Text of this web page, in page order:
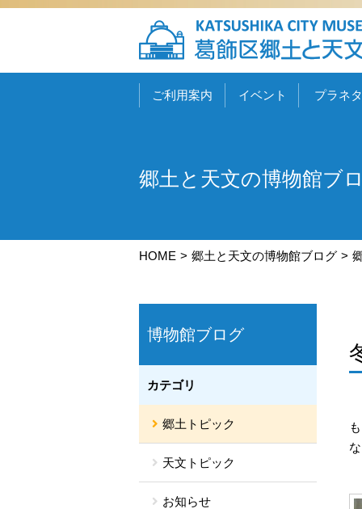
ご利用案内 イベント プラネ
郷土と天文の博物館ブ
HOME 郷土と天文の博物館ブログ
博物館ブログ
カテゴリ
郷土トピック
天文トピック
お知らせ